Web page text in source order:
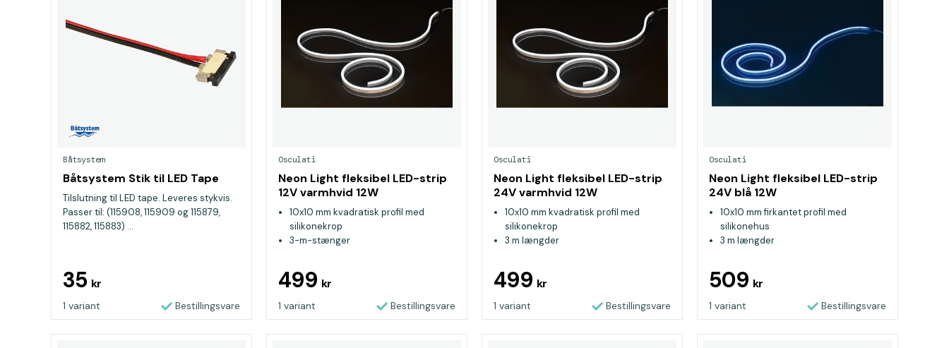
Båtsystem
Båtsystem Stik til LED Tape
Tilslutning til LED tape. Leveres stykvis.
Passer til: (115908, 115909 og 115879,
115882, 115883) ...
35 kr
1 variant Bestillingsvare
Osculati
Neon Light fleksibel LED-strip
12V varmhvid 12W
10x10 mm kvadratisk profil med
silikonekrop
3-m-stænger
499 kr
1 variant Bestillingsvare
Osculati
Neon Light fleksibel LED-strip
24V varmhvid 12W
10x10 mm kvadratisk profil med
silikonekrop
3 m længder
499 kr
1 variant Bestillingsvare
Osculati
Neon Light fleksibel LED-strip
24V blå 12W
10x10 mm firkantet profil med
silikonehus
3 m længder
509 kr
1 variant Bestillingsvare